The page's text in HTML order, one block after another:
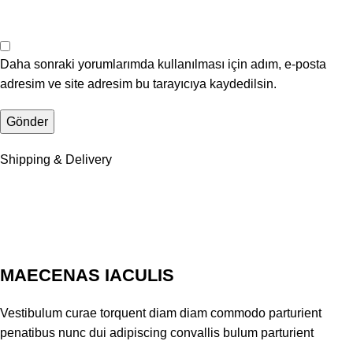
Daha sonraki yorumlarımda kullanılması için adım, e-posta
adresim ve site adresim bu tarayıcıya kaydedilsin.
Shipping & Delivery
MAECENAS IACULIS
Vestibulum curae torquent diam diam commodo parturient
penatibus nunc dui adipiscing convallis bulum parturient